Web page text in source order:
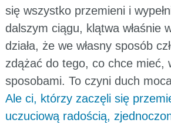
się wszystko przemieni i
dalszym ciągu, klątwa właśnie
działa, że we własny sposób
zdążać do tego, co chce mieć,
sposobami. To czyni duch
Ale ci, którzy zaczęli się
uczuciową radością,